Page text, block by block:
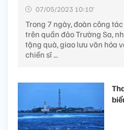
07/05/2023 10:10’
Trong 7 ngày, đoàn công
trên quần đảo Trường Sa,
tặng quà, giao lưu văn hóa
chiến sĩ ...